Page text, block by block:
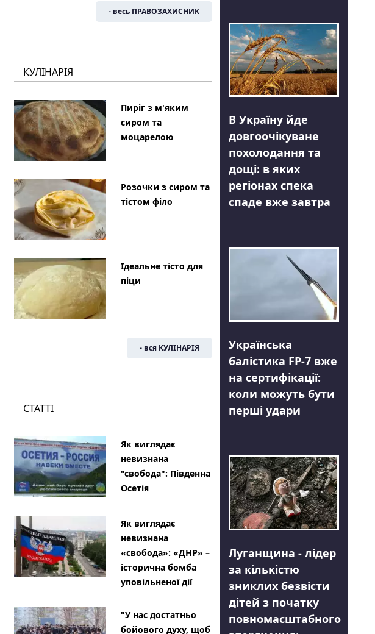
- весь ПРАВОЗАХИСНИК
КУЛІНАРІЯ
Пиріг з м'яким
сиром та
моцарелою
Розочки з сиром та
тістом філо
Ідеальне тісто для
піци
- вся КУЛІНАРІЯ
СТАТТІ
Як виглядає
невизнана
"свобода": Південна
Осетія
Як виглядає
невизнана
«свобода»: «ДНР» –
історична бомба
уповільненої дії
"У нас достатньо
бойового духу, щоб
В Україну йде
довгоочікуване
похолодання та
дощі: в яких
регіонах спека
спаде вже завтра
Українська
балістика FP-7 вже
на сертифікації:
коли можуть бути
перші удари
Луганщина - лідер
за кількістю
зниклих безвісти
дітей з початку
повномасштабного